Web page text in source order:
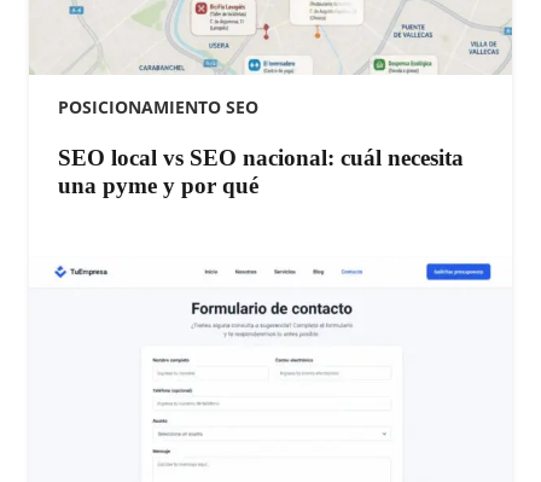
POSICIONAMIENTO SEO
SEO local vs SEO nacional: cuál necesita
una pyme y por qué